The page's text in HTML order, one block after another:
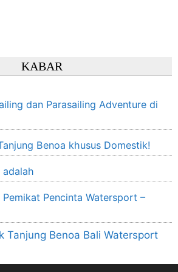
KABAR
dan Parasailing Adventure di
Benoa khusus Domestik!
adalah
Pencinta Watersport –
Tanjung Benoa Bali Watersport